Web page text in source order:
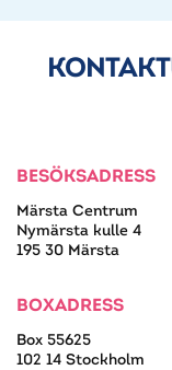
BESÖKSADRESS
Märsta Centrum
Nymärsta kulle 4
195 30 Märsta
BOXADRESS
Box 55625
102 14 Stockholm